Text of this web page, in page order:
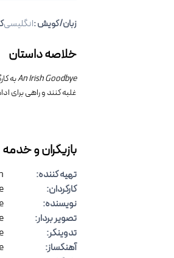
زبان/گویش:انگلیسی
خلاصه داستان
An Irish Goodbyeبه
غلبه کنند و راهی برای
بازیگران و خدمه
تهیه کننده:
کارگردان:
نویسنده:
تصویر بردار:
تدوینگر:
آهنگساز: